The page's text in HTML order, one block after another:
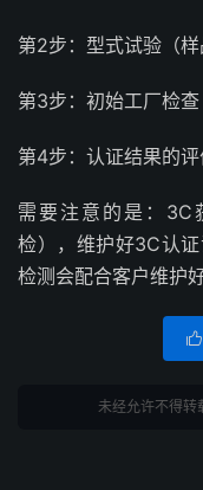
第2步：型式试验（样
第3步：初始工厂检查
第4步：认证结果的评
需要注意的是：3C
检），维护好3C认
检测会配合客户维护

未经允许不得转